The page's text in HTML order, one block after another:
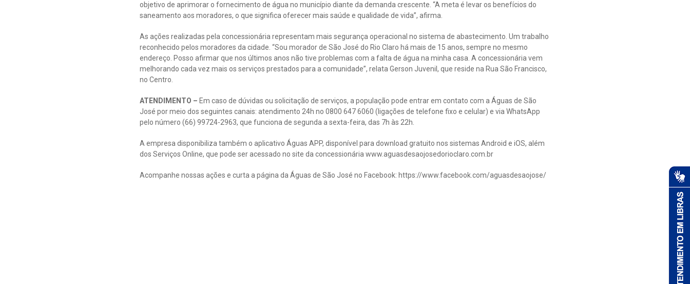
objetivo de aprimorar o fornecimento de água no município diante da demanda crescente. “A meta é levar os benefícios do
saneamento aos moradores, o que significa oferecer mais saúde e qualidade de vida”, afirma.
As ações realizadas pela concessionária representam mais segurança operacional no sistema de abastecimento. Um trabalho
reconhecido pelos moradores da cidade. “Sou morador de São José do Rio Claro há mais de 15 anos, sempre no mesmo
endereço. Posso afirmar que nos últimos anos não tive problemas com a falta de água na minha casa. A concessionária vem
melhorando cada vez mais os serviços prestados para a comunidade”, relata Gerson Juvenil, que reside na Rua São Francisco,
no Centro.
ATENDIMENTO – Em caso de dúvidas ou solicitação de serviços, a população pode entrar em contato com a Águas de São
José por meio dos seguintes canais: atendimento 24h no 0800 647 6060 (ligações de telefone fixo e celular) e via WhatsApp
pelo número (66) 99724-2963, que funciona de segunda a sexta-feira, das 7h às 22h.
A empresa disponibiliza também o aplicativo Águas APP, disponível para download gratuito nos sistemas Android e iOS, além
dos Serviços Online, que pode ser acessado no site da concessionária www.aguasdesaojosedorioclaro.com.br
Acompanhe nossas ações e curta a página da Águas de São José no Facebook: https://www.facebook.com/aguasdesaojose/